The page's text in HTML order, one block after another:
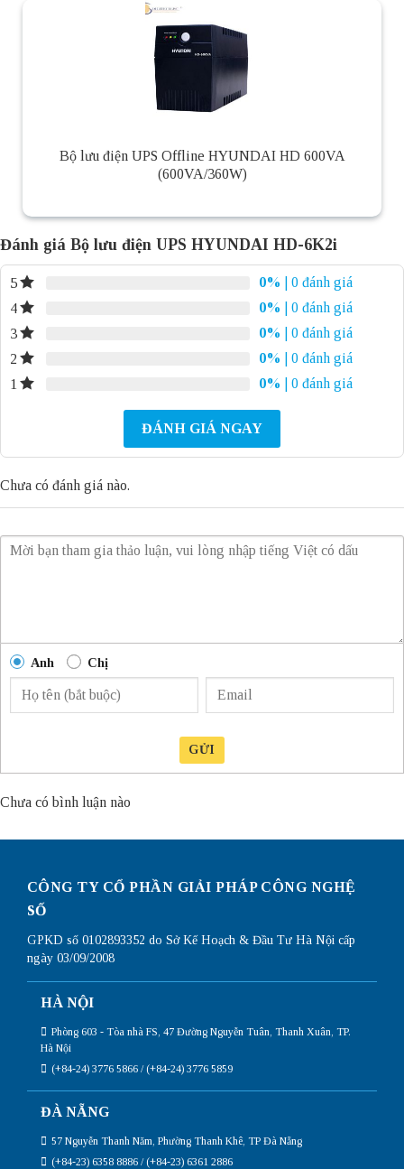
Bộ lưu điện UPS Offline HYUNDAI HD 600VA
(600VA/360W)
Đánh giá Bộ lưu điện UPS HYUNDAI HD-6K2i
5 0%
| 0 đánh giá
4
0%
| 0 đánh giá
3
0%
| 0 đánh giá
2
0%
| 0 đánh giá
1
0% | 0 đánh giá
ĐÁNH GIÁ NGAY
Chưa có đánh giá nào.
Anh Chị
GỬI
Chưa có bình luận nào
CÔNG TY CỔ PHẦN GIẢI PHÁP CÔNG NGHỆ
SỐ
GPKD số 0102893352 do Sở Kế Hoạch & Đầu Tư Hà Nội cấp
ngày 03/09/2008
HÀ NỘI
Phòng 603 - Tòa nhà FS, 47 Đường Nguyễn Tuân, Thanh Xuân, TP.
Hà Nội
(+84-24) 3776 5866 / (+84-24) 3776 5859
ĐÀ NẴNG
57 Nguyễn Thanh Năm, Phường Thanh Khê, TP Đà Nẵng
(+84-23) 6358 8886 / (+84-23) 6361 2886